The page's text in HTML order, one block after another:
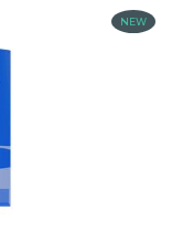
NEW